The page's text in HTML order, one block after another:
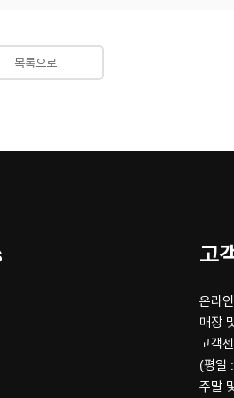
목록으로
고
온라
매장
고객
(평일
주말